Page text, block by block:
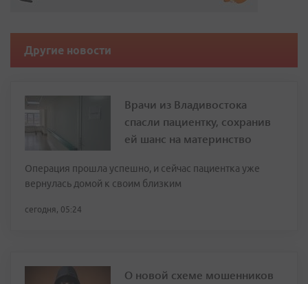
Другие новости
Врачи из Владивостока
спасли пациентку, сохранив
ей шанс на материнство
Операция прошла успешно, и сейчас пациентка уже
вернулась домой к своим близким
сегодня, 05:24
О новой схеме мошенников